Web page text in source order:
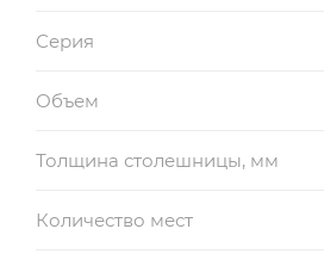
Серия
Объем
Толщина столешницы, мм
Количество мест